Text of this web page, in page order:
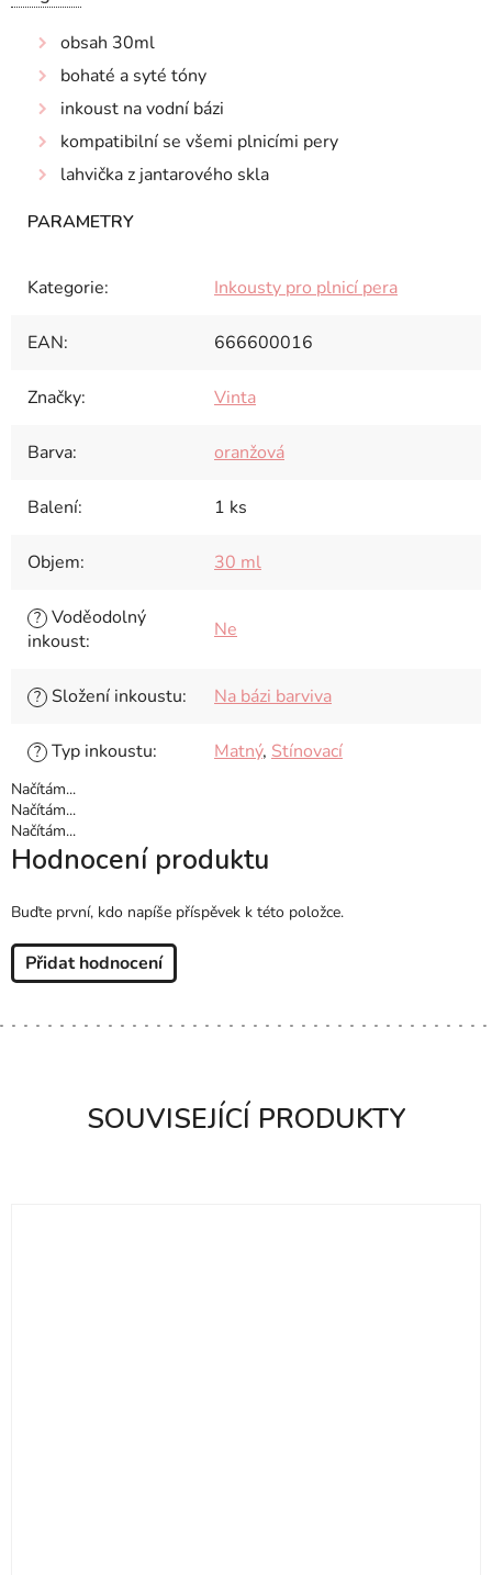
SOUVISEJÍCÍ PRODUKTY
obsah 30ml
bohaté a syté tóny
inkoust na vodní bázi
kompatibilní se všemi plnicími pery
lahvička z jantarového skla
Kategorie: Inkousty pro plnicí pera
EAN: 666600016
Značky: Vinta
Barva: oranžová
Balení: 1 ks
Objem: 30 ml
? Voděodolný
inkoust: Ne
? Složení inkoustu: Na bázi barviva
? Typ inkoustu: Matný, Stínovací
Načítám...
Načítám...
Načítám...
Hodnocení produktu
Buďte první, kdo napíše příspěvek k této položce.
Přidat hodnocení